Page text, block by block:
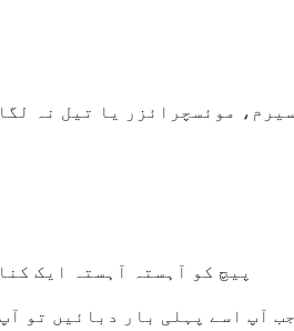
5. پیچ کو آہستہ آہستہ ایک
آپ اسے پہلی بار دبائیں تو